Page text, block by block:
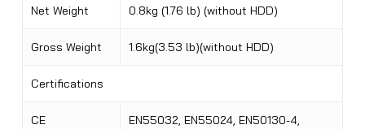
Net Weight 0.8kg (1.76 lb) (without HDD)
Gross Weight 1.6kg(3.53 lb)(without HDD)
Certifications
CE
EN55032, EN55024, EN50130-4,